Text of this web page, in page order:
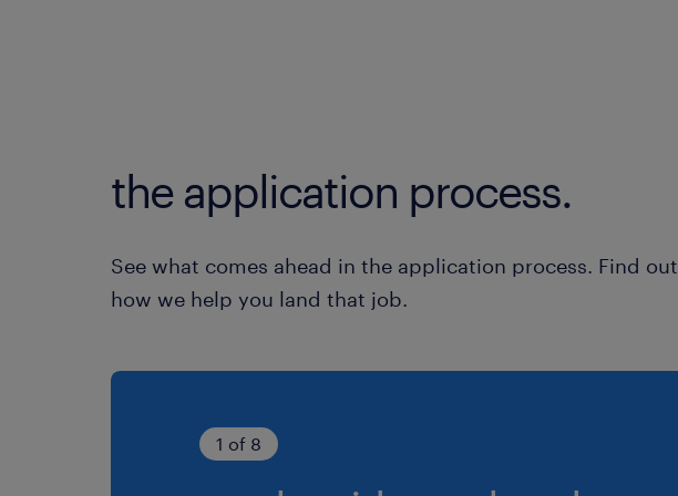
the application process.
See what comes ahead in the application process. Find out
how we help you land that job.
1 of 8